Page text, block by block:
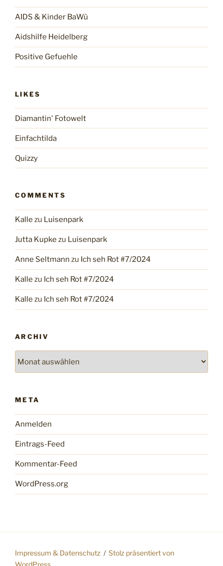
AIDS & Kinder BaWü
Aidshilfe Heidelberg
Positive Gefuehle
LIKES
Diamantin' Fotowelt
Einfachtilda
Quizzy
COMMENTS
Kalle zu Luisenpark
Jutta Kupke zu Luisenpark
Anne Seltmann zu Ich seh Rot #7/2024
Kalle zu Ich seh Rot #7/2024
Kalle zu Ich seh Rot #7/2024
ARCHIV
META
Anmelden
Eintrags-Feed
Kommentar-Feed
WordPress.org
Impressum & Datenschutz
Stolz präsentiert von
WordPress